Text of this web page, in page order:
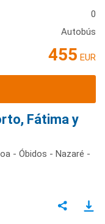
0
Autobús
455 EUR
Fátima y
- Óbidos - Nazaré -